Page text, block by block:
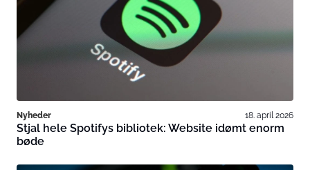
Nyheder 18. april 2026
Stjal hele Spotifys bibliotek: Website idømt enorm
bøde